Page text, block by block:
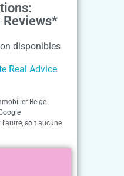
Reviews*
disponibles
Real Advice
Belge
soit aucune